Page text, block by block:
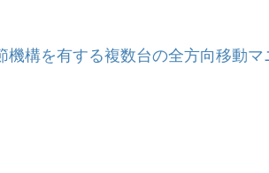
機構を有する複数台の全方向移動